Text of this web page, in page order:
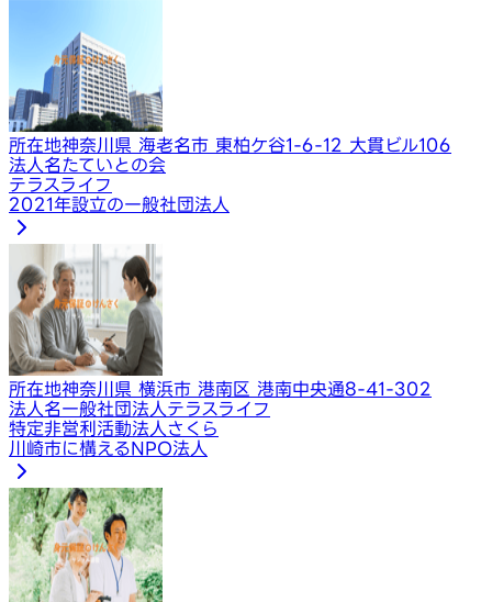
所在地神奈川県 海老名市 東柏ケ谷1-6-12 大貫ビル106
法人名たていとの会
テラスライフ
2021年設立の一般社団法人
所在地神奈川県 横浜市 港南区 港南中央通8-41-302
法人名一般社団法人テラスライフ
特定非営利活動法人さくら
川崎市に構えるNPO法人